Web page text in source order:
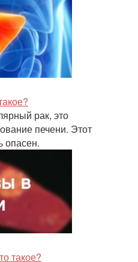
рак, это
печени. Этот
опасен.
такое?